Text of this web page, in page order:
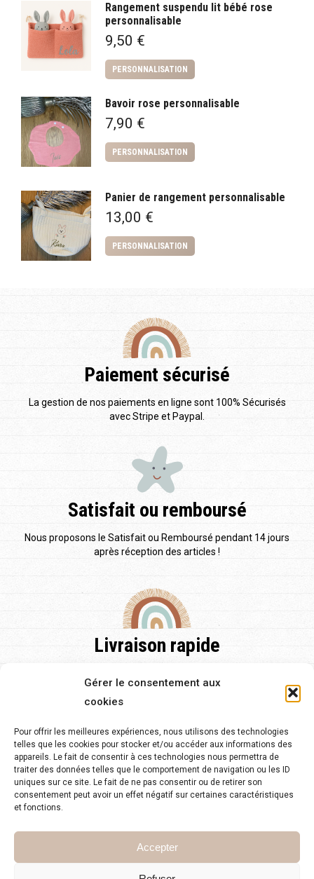
Gérer le consentement aux
cookies
Pour offrir les meilleures expériences, nous utilisons des technologies
telles que les cookies pour stocker et/ou accéder aux informations des
appareils. Le fait de consentir à ces technologies nous permettra de
traiter des données telles que le comportement de navigation ou les ID
uniques sur ce site. Le fait de ne pas consentir ou de retirer son
consentement peut avoir un effet négatif sur certaines caractéristiques
et fonctions.
Accepter
Rangement suspendu lit bébé rose
personnalisable
9,50 €
PERSONNALISATION
Bavoir rose personnalisable
7,90 €
PERSONNALISATION
Panier de rangement personnalisable
13,00 €
PERSONNALISATION
Paiement sécurisé
La gestion de nos paiements en ligne sont 100% Sécurisés
avec Stripe et Paypal.
Satisfait ou remboursé
Nous proposons le Satisfait ou Remboursé pendant 14 jours
après réception des articles !
Livraison rapide
l'Europe et de 2 à 5 jours.
Service client 24/7
Notre équipe est à votre disposition pour toute question sur